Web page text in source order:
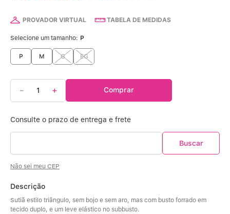
PROVADOR VIRTUAL TABELA DE MEDIDAS
Selecione um tamanho: P
P M G EG
＋
－ Comprar
Não sei meu CEP
Descrição
Sutiã estilo triângulo, sem bojo e sem aro, mas com busto forrado em
tecido duplo, e um leve elástico no subbusto.
º Algodão Egípcio
Sutiã Sustentação